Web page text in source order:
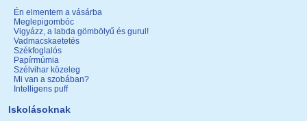
Én elmentem a vásárba
Meglepigombóc
Vigyázz, a labda gömbölyű és gurul!
Vadmacskaetetés
Székfoglalós
Papírmúmia
Szélvihar közeleg
Mi van a szobában?
Intelligens puff
Iskolásoknak